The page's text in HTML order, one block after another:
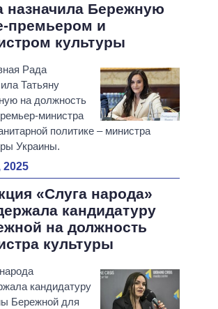
назначила Бережную
премьером и
культуры
Рада
Татьяну
на должность
министра
политике – министра
Украины.
2025
«Слуга народа»
кандидатуру
на должность
культуры
кандидатуру
Бережной для